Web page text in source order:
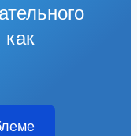
как